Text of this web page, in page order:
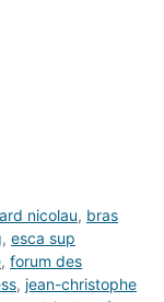
nicolau, bras
, esca sup
, forum des
, jean-christophe